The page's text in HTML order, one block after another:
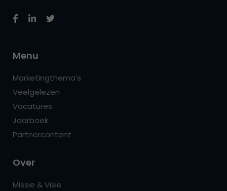
Menu
Marketingthema’s
Veelgelezen
Vacatures
Jaarboek
Partnercontent
Over
Missie & Visie